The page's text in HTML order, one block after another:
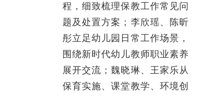
程，细致梳理保教工作常见问
题及处置方案；李欣瑶、陈昕
彤立足幼儿园日常工作场景，
围绕新时代幼儿教师职业素养
展开交流；魏晓琳、王家乐从
保育实施、课堂教学、环境创